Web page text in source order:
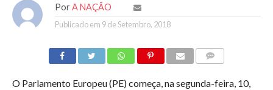
Por A NAÇÃO
Publicado em 9 de Setembro, 2018
O Parlamento Europeu (PE) começa, na segunda-feira, 10,